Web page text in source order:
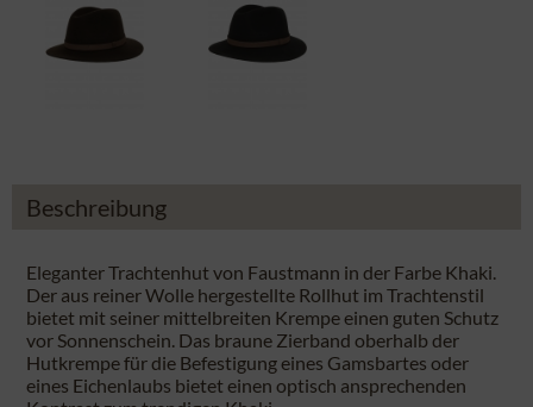
Beschreibung
Eleganter Trachtenhut von Faustmann in der Farbe Khaki.
Der aus reiner Wolle hergestellte Rollhut im Trachtenstil
bietet mit seiner mittelbreiten Krempe einen guten Schutz
vor Sonnenschein. Das braune Zierband oberhalb der
Hutkrempe für die Befestigung eines Gamsbartes oder
eines Eichenlaubs bietet einen optisch ansprechenden